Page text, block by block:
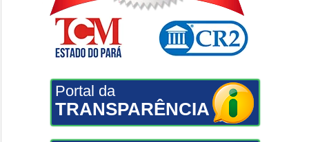
Portal da
TRANSPARÊNCIA